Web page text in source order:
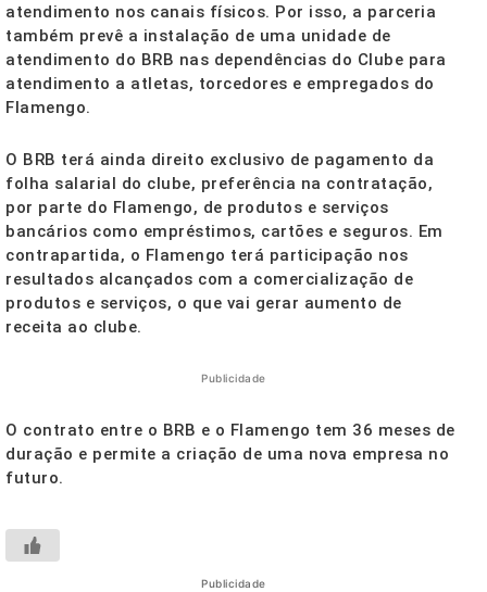
atendimento nos canais físicos. Por isso, a parceria
também prevê a instalação de uma unidade de
atendimento do BRB nas dependências do Clube para
atendimento a atletas, torcedores e empregados do
Flamengo.
O BRB terá ainda direito exclusivo de pagamento da
folha salarial do clube, preferência na contratação,
por parte do Flamengo, de produtos e serviços
bancários como empréstimos, cartões e seguros. Em
contrapartida, o Flamengo terá participação nos
resultados alcançados com a comercialização de
produtos e serviços, o que vai gerar aumento de
receita ao clube.
Publicidade
O contrato entre o BRB e o Flamengo tem 36 meses de
duração e permite a criação de uma nova empresa no
futuro.
Publicidade